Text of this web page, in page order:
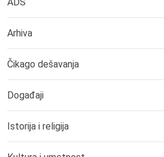
Arhiva
Čikago dešavanja
Događaji
Istorija i religija